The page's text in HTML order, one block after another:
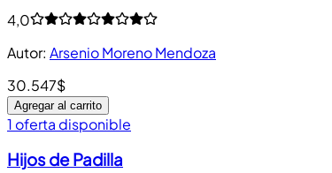
4,0
Autor: Arsenio Moreno Mendoza
30.547$
Agregar al carrito
1 oferta disponible
Hijos de Padilla